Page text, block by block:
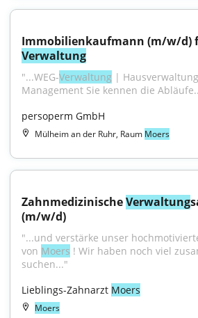
Immobilienkaufmann (m/w/d)
Verwaltung
"...WEG-Verwaltung |
Management Sie kennen die
persoperm GmbH
Mülheim an der Ruhr, Raum Moers
Zahnmedizinische Verwaltung
(m/w/d)
"...und verstärke unser
von Moers ! Wir haben noch viel
suchen..."
Lieblings-Zahnarzt Moers
Moers